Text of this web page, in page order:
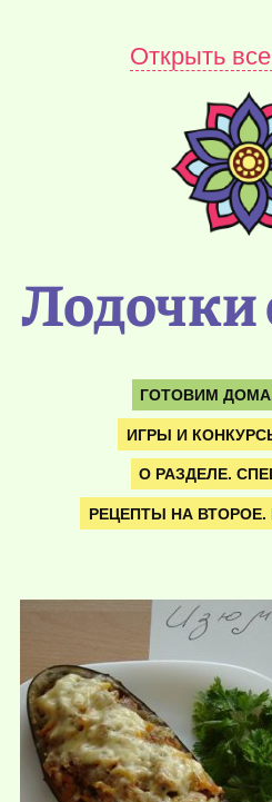
Открыть
Лодочки
ГОТОВИМ
ИГРЫ И
О РАЗДЕЛЕ.
РЕЦЕПТЫ НА